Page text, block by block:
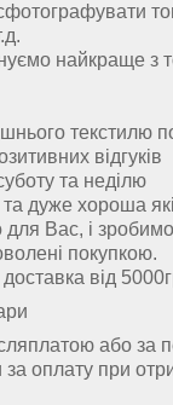
найкраще з
текстилю
відгуків
та неділю
та дуже хороша
Вас, і
покупкою.
від
або за
оплату при